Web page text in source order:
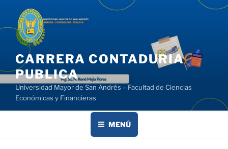
contenido
CARRERA CONTADURIA
PUBLICA
Universidad Mayor de San Andrés – Facultad de Ciencias
Económicas y Financieras
MENÚ